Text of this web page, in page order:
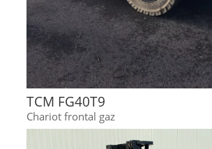
TCM FG40T9
Chariot frontal gaz